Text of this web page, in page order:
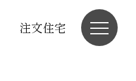
注文住宅